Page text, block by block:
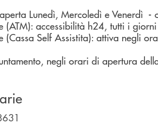
Lunedì, Mercoledì e
(ATM): accessibilità h24, tutti i
(Cassa Self Assistita): attiva negli
negli orari di apertura